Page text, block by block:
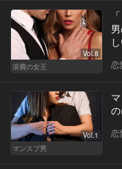
Vol.8
浪費の女王
恋
Vol.1
マンスプ男
恋